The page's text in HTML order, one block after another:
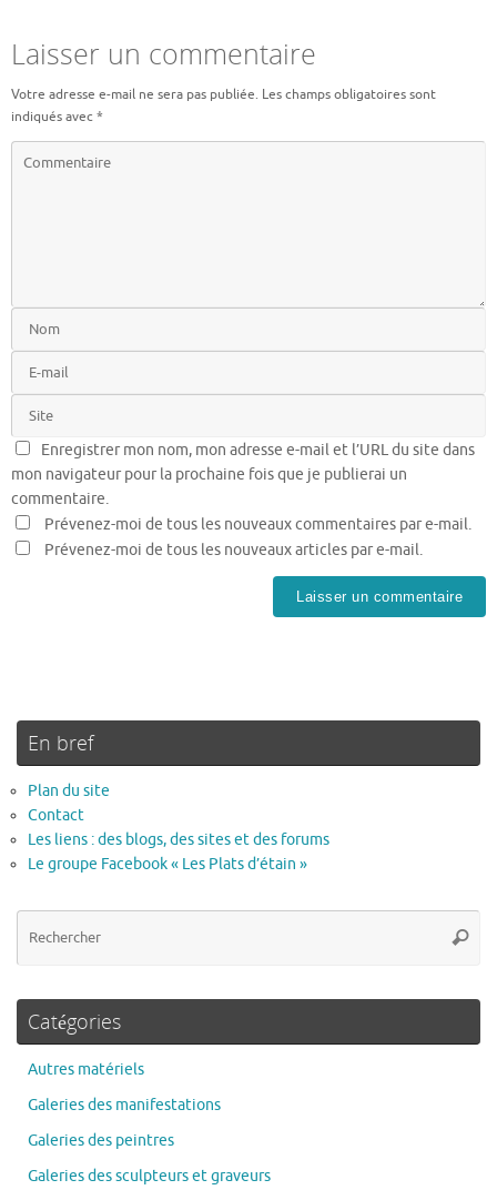
Laisser un commentaire
Votre adresse e-mail ne sera pas publiée. Les champs obligatoires sont
indiqués avec*
Enregistrer mon nom, mon adresse e-mail et l’URL du site dans
mon navigateur pour la prochaine fois que je publierai un
commentaire.
Prévenez-moi de tous les nouveaux commentaires par e-mail.
Prévenez-moi de tous les nouveaux articles par e-mail.
En bref
Plan du site
Contact
Les liens : des blogs, des sites et des forums
Le groupe Facebook « Les Plats d’étain »
Catégories
Autres matériels
Galeries des manifestations
Galeries des peintres
Galeries des sculpteurs et graveurs